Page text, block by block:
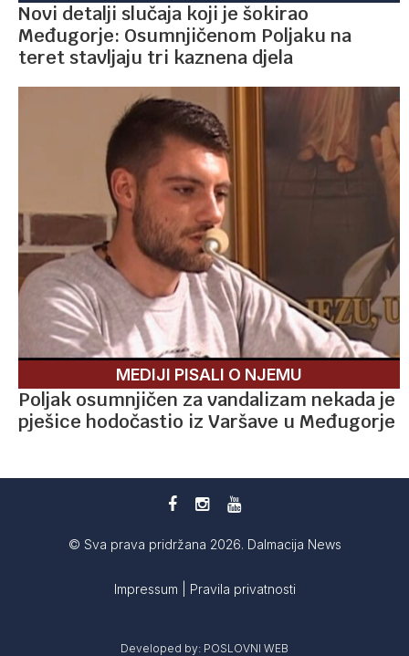
Novi detalji slučaja koji je šokirao
Međugorje: Osumnjičenom Poljaku na
teret stavljaju tri kaznena djela
MEDIJI PISALI O NJEMU
Poljak osumnjičen za vandalizam nekada je
pješice hodočastio iz Varšave u Međugorje
© Sva prava pridržana 2026. Dalmacija News
Impressum Pravila privatnosti
Developed by: POSLOVNI WEB